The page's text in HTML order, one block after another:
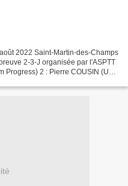
2-3-J organisée par l'ASPTT
Progress) 2 : Pierre COUSIN (UV